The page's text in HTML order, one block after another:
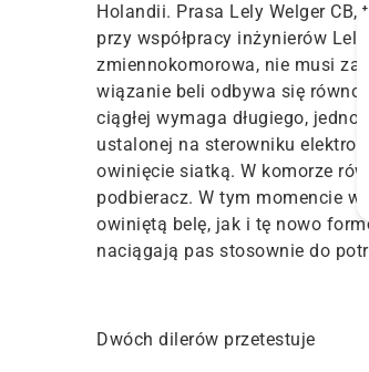
Holandii. Prasa Lely Welger CB,
przy współpracy inżynierów
zmiennokomorowa, nie musi
wiązanie beli odbywa się
ciągłej wymaga długiego,
ustalonej na sterowniku
owinięcie siatką. W komorze
podbieracz. W tym momencie
owiniętą belę, jak i tę nowo
naciągają pas stosownie do
Dwóch dilerów przetestuje